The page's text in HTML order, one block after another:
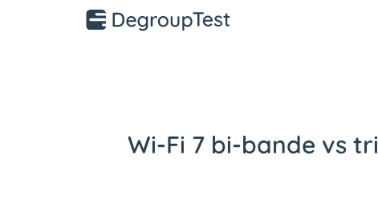
Wi-Fi 7 bi-bande vs